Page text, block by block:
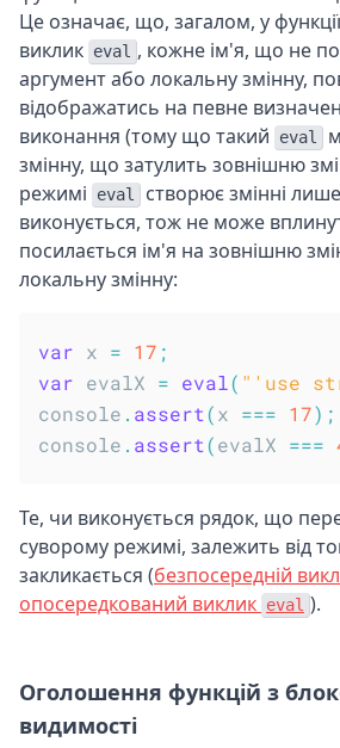
Це означає, що, загалом, у
виклик eval , кожне ім'я, що не
аргумент або локальну змінну,
відображатись на певне
виконання (тому що такий
eval
змінну, що затулить зовнішню
режимі
eval
створює змінні
виконується, тож не може
посилається ім'я на зовнішню
локальну змінну:
var x = 17 ;
var evalX = eval( "'use
console . assert(x === 17) ;
console . assert(evalX ===
Те, чи виконується рядок, що
суворому режимі, залежить від
закликається (безпосередній
опосередкований виклик eval ).
Оголошення функцій з
видимості